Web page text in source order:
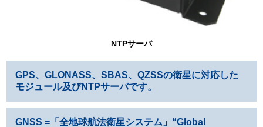
NTPサーバ
GPS、GLONASS、SBAS、QZSSの衛星に対応した
モジュール及びNTPサーバです。
GNSS =「全地球航法衛星システム」“Global